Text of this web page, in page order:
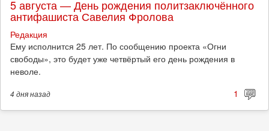
5 августа — День рождения политзаключённого
антифашиста Савелия Фролова
Редакция
Ему исполнится 25 лет. По сообщению проекта «Огни
свободы», это будет уже четвёртый его день рождения в
неволе.
4 дняназад 1